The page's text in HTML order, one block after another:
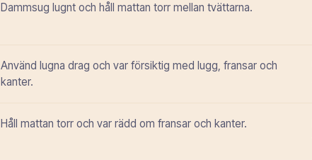
Dammsug lugnt och håll mattan torr mellan tvättarna.
Använd lugna drag och var försiktig med lugg, fransar och
kanter.
Håll mattan torr och var rädd om fransar och kanter.